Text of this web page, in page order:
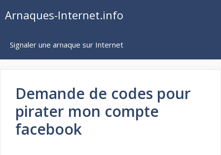
auArnaques-Internet.info
Signaler une arnaque sur Internet
Demande de codes pour
pirater mon compte
facebook